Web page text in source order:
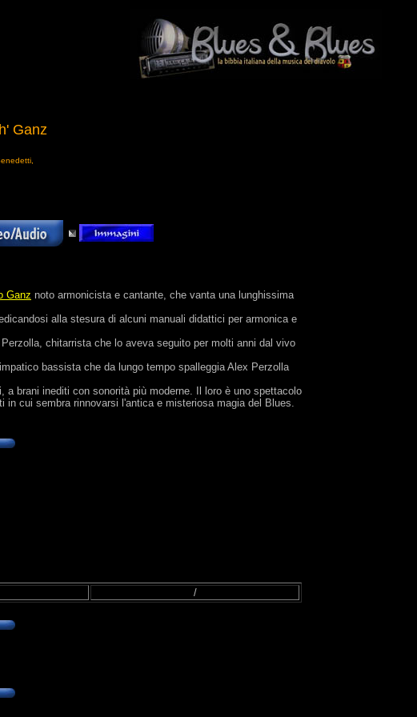
Ganz
Ganz noto armonicista e cantante, che vanta una lunghissima
alla stesura di alcuni manuali didattici per armonica e
chitarrista che lo aveva seguito per molti anni dal vivo
bassista che da lungo tempo spalleggia Alex Perzolla
brani inediti con sonorità più moderne. Il loro è uno spettacolo
cui sembra rinnovarsi l'antica e misteriosa magia del Blues.
/